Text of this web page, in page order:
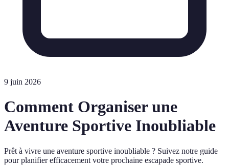
9 juin 2026
Comment Organiser une
Aventure Sportive Inoubliable
Prêt à vivre une aventure sportive inoubliable ? Suivez notre guide
pour planifier efficacement votre prochaine escapade sportive.